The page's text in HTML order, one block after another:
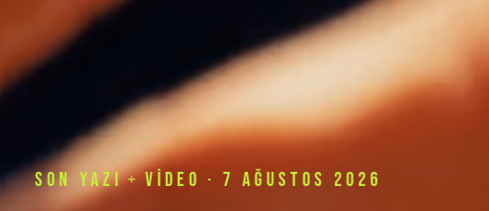
SON YAZI + VIDEO · 7 AĞUSTOS 2026